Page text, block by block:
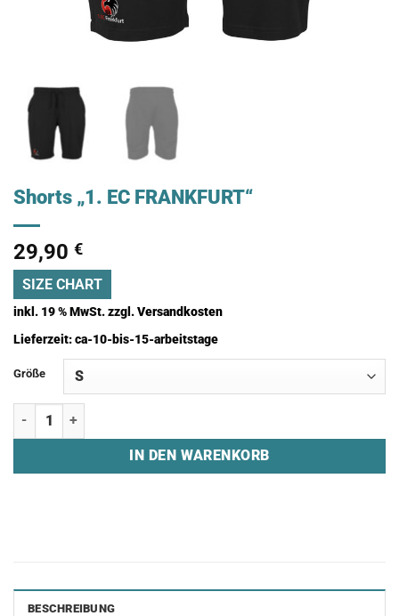
Shorts „1. EC FRANKFURT“
29,90 €
SIZE CHART
inkl. 19 % MwSt.zzgl.Versandkosten
Lieferzeit:ca-10-bis-15-arbeitstage
Größe
Shorts "1. EC FRANKFURT" Menge
IN DEN WARENKORB
BESCHREIBUNG